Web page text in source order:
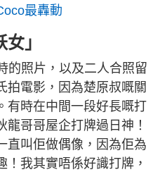
最轟動
」
的照片，以及二人合照留
拍電影，因為楚原叔嘅關
有時在中間一段好長嘅打
哥哥屋企打牌過日神！
直叫佢做偶像，因為佢為
我其實唔係好識打牌，